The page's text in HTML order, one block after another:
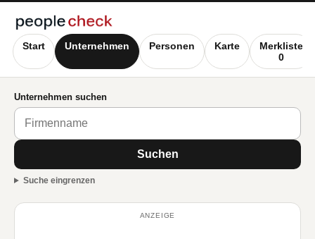
Start Unternehmen Personen Karte
Merkliste
0
Unternehmen suchen
Suchen
Suche eingrenzen
ANZEIGE